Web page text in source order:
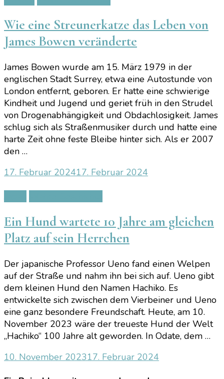
Wie eine Streunerkatze das Leben von
James Bowen veränderte
James Bowen wurde am 15. März 1979 in der
englischen Stadt Surrey, etwa eine Autostunde von
London entfernt, geboren. Er hatte eine schwierige
Kindheit und Jugend und geriet früh in den Strudel
von Drogenabhängigkeit und Obdachlosigkeit. James
schlug sich als Straßenmusiker durch und hatte eine
harte Zeit ohne feste Bleibe hinter sich. Als er 2007
den …
17. Februar 202417. Februar 2024
Ein Hund wartete 10 Jahre am gleichen
Platz auf sein Herrchen
Der japanische Professor Ueno fand einen Welpen
auf der Straße und nahm ihn bei sich auf. Ueno gibt
dem kleinen Hund den Namen Hachiko. Es
entwickelte sich zwischen dem Vierbeiner und Ueno
eine ganz besondere Freundschaft. Heute, am 10.
November 2023 wäre der treueste Hund der Welt
„Hachiko“ 100 Jahre alt geworden. In Odate, dem …
10. November 202317. Februar 2024